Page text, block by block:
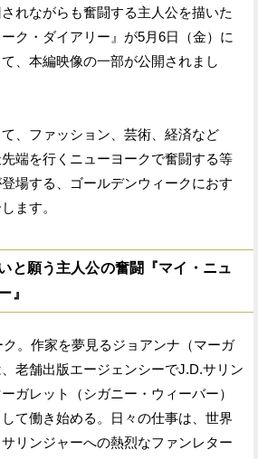
ア
れながらも奮闘する主人公を描いた
ク・ダイアリー』が5月6日（金）に
、本編映像の一部が公開されまし
、ファッション、芸術、経済など
端を行くニューヨークで奮闘する等
場する、ゴールデンウィークにおす
ます。
と願う主人公の奮闘『マイ・ニュ
』
。作家を夢⾒るジョアンナ（マーガ
⽼舗出版エージェンシーでJ.D.サリン
ガレット（シガニー・ウィーバー）
て働き始める。⽇々の仕事は、世界
リンジャーへの熱烈なファンレター